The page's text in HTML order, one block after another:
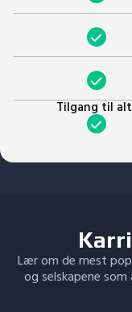
Tilgang til
Lær om de mest
og selskapene